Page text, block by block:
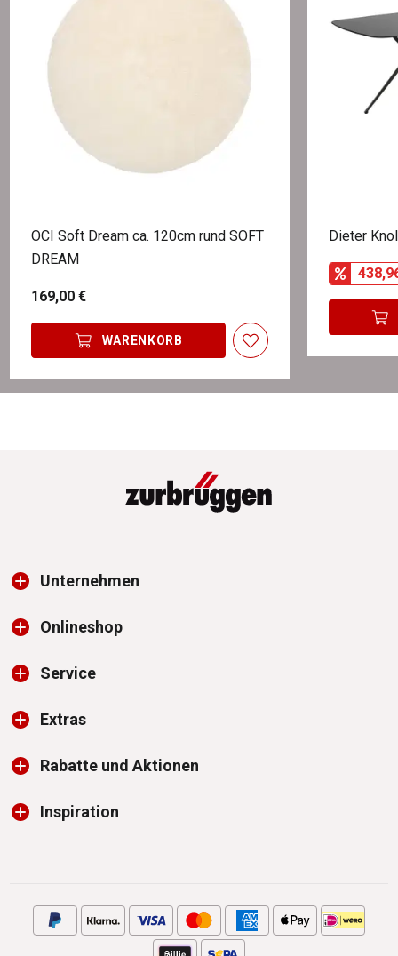
OCI Soft Dream ca. 120cm rund SOFT
DREAM
169,00 €
WARENKORB
Dieter
Unternehmen
Onlineshop
Service
Extras
Rabatte und Aktionen
Inspiration